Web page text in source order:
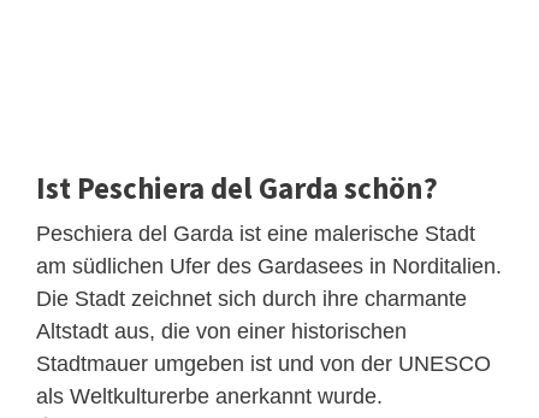
Ist Peschiera del Garda schön?
Peschiera del Garda ist eine malerische Stadt
am südlichen Ufer des Gardasees in Norditalien.
Die Stadt zeichnet sich durch ihre charmante
Altstadt aus, die von einer historischen
Stadtmauer umgeben ist und von der UNESCO
als Weltkulturerbe anerkannt wurde.